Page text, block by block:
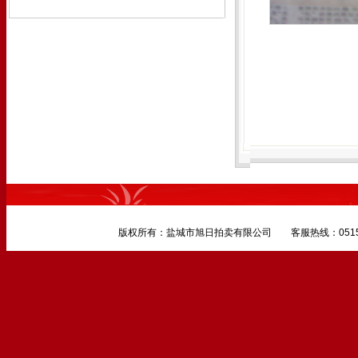
版权所有：盐城市旭日拍卖有限公司 客服热线：